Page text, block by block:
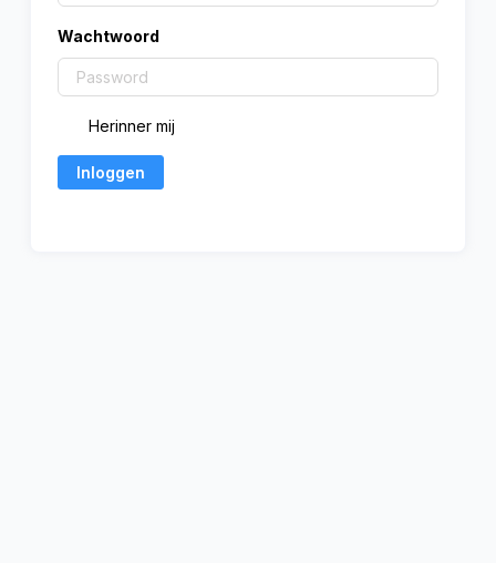
Wachtwoord
Herinner mij
Inloggen